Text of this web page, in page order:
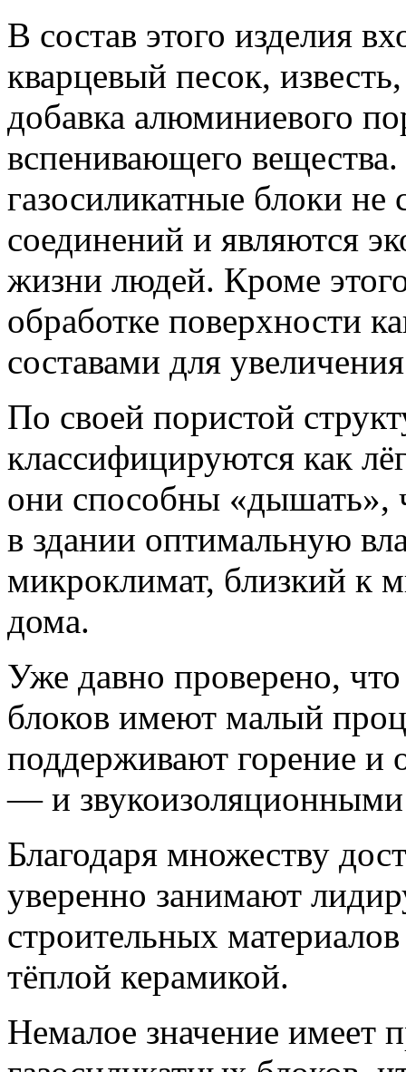
В состав этого изделия
кварцевый песок,
добавка алюминиевого
вспенивающего
газосиликатные блоки не
соединений и являются
жизни людей. Кроме
обработке поверхности
составами для
По своей пористой
классифицируются как
они способны «дышать»,
в здании оптимальную
микроклимат, близкий к
дома.
Уже давно проверено,
блоков имеют малый
поддерживают горение и
— и звукоизоляционными
Благодаря множеству
уверенно занимают
строительных
тёплой керамикой.
Немалое значение имеет